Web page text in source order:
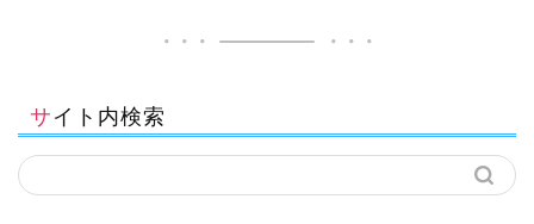
サイト内検索